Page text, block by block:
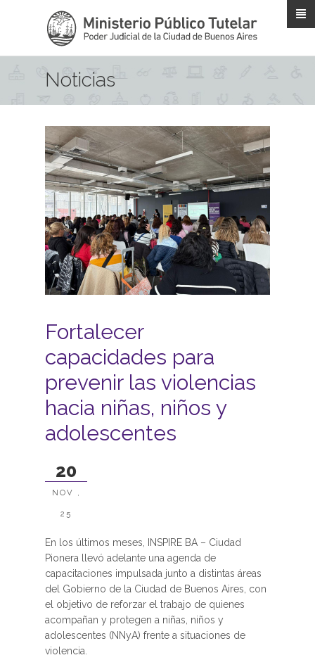
Noticias
Fortalecer
capacidades para
prevenir las violencias
hacia niñas, niños y
adolescentes
20
NOV ,
25
En los últimos meses, INSPIRE BA – Ciudad
Pionera llevó adelante una agenda de
capacitaciones impulsada junto a distintas áreas
del Gobierno de la Ciudad de Buenos Aires, con
el objetivo de reforzar el trabajo de quienes
acompañan y protegen a niñas, niños y
adolescentes (NNyA) frente a situaciones de
violencia.